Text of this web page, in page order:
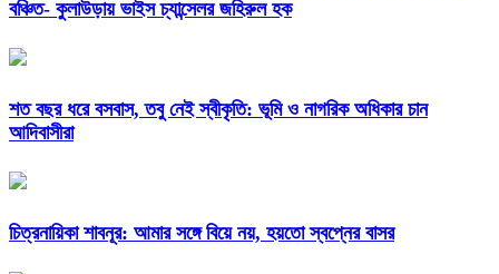
বঞ্চিত- কুলাউড়ায় ভাইস চ্যান্সেলর জহিরুল হক
শত বছর ধরে বসবাস, তবু নেই স্বীকৃতি: ভূমি ও নাগরিক অধিকার চান
আদিবাসীরা
চিত্রনায়িকা শাবনূর: আমার সঙ্গে বিয়ে নয়, হয়তো স্বপ্নের বাসর